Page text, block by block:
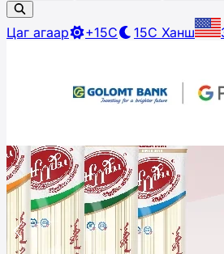
Цаг агаар +15C 15C Ханш